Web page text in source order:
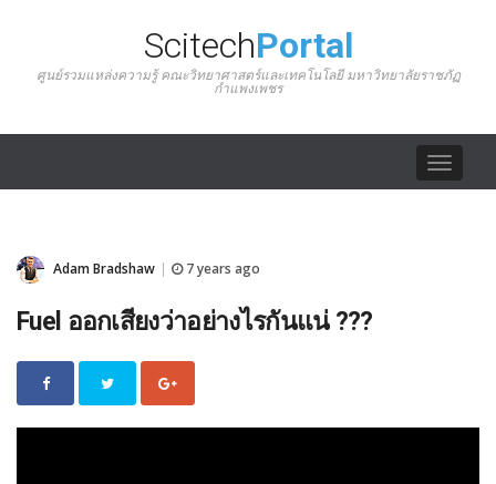
ScitechPortal
ศูนย์รวมแหล่งความรู้ คณะวิทยาศาสตร์และเทคโนโลยี มหาวิทยาลัยราชภัฏ
กำแพงเพชร
Toggle
Adam Bradshaw 7 years ago
Fuel ออกเสียงว่าอย่างไรกันแน่ ???